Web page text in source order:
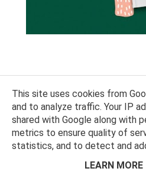
This site uses cookies from
and to analyze traffic. Your IP
shared with Google along with
metrics to ensure quality of
statistics, and to detect and
LEARN MORE